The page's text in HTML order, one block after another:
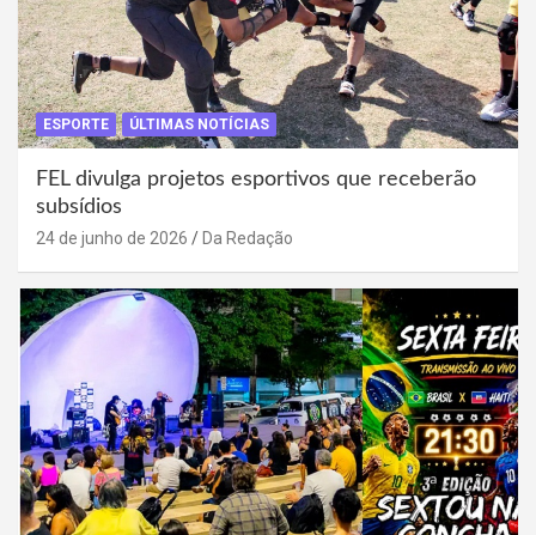
ESPORTE ÚLTIMAS NOTÍCIAS
FEL divulga projetos esportivos que receberão
subsídios
24 de junho de 2026 Da Redação